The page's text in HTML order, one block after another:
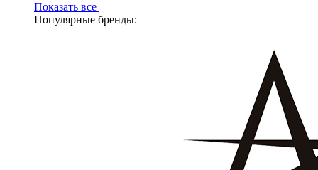
Показать все
Популярные бренды: